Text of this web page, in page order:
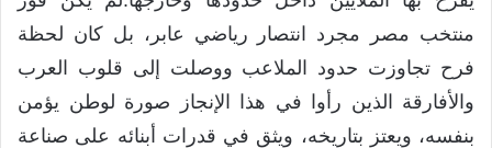
منتخب مصر مجرد انتصار رياضي عابر، بل كان لحظة
فرح تجاوزت حدود الملاعب ووصلت إلى قلوب العرب
والأفارقة الذين رأوا في هذا الإنجاز صورة لوطن يؤمن
بنفسه، ويعتز بتاريخه، ويثق في قدرات أبنائه على صناعة